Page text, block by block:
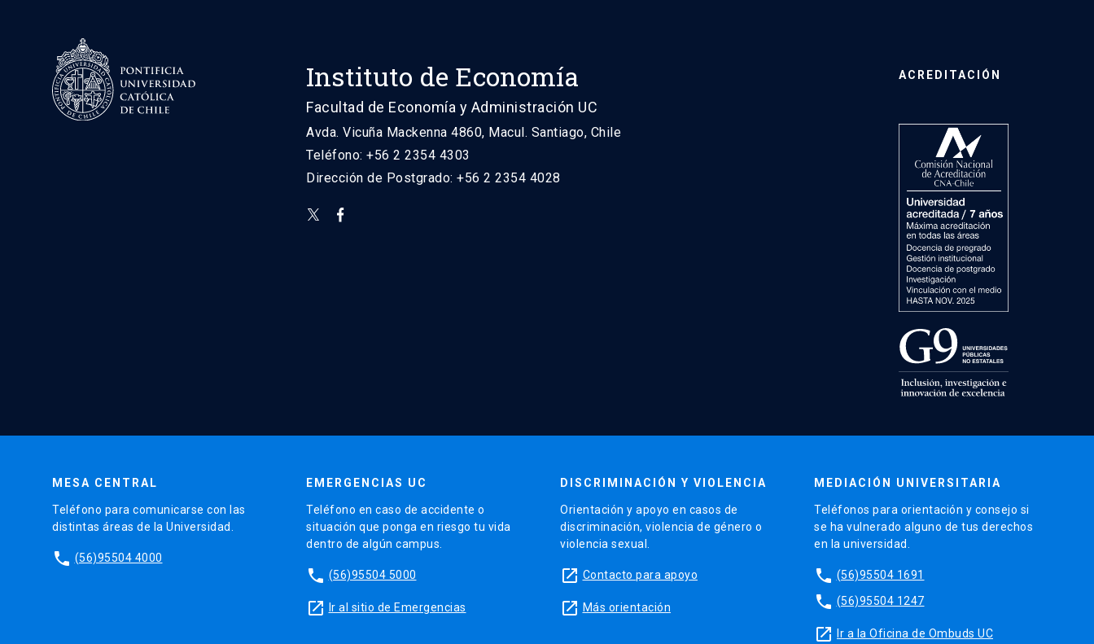
Instituto de Economía
Facultad de Economía y Administración UC
Avda. Vicuña Mackenna 4860, Macul. Santiago, Chile
Teléfono: +56 2 2354 4303
Dirección de Postgrado: +56 2 2354 4028
ACREDITACIÓN
MESA CENTRAL
Teléfono para comunicarse con las
distintas áreas de la Universidad.
phone (56)95504 4000
EMERGENCIAS UC
Teléfono en caso de accidente o
situación que ponga en riesgo tu vida
dentro de algún campus.
phone (56)95504 5000
launch Ir al sitio de Emergencias
DISCRIMINACIÓN Y VIOLENCIA
Orientación y apoyo en casos de
discriminación, violencia de género o
violencia sexual.
launch Contacto para apoyo
launch Más orientación
MEDIACIÓN UNIVERSITARIA
Teléfonos para orientación y consejo si
se ha vulnerado alguno de tus derechos
en la universidad.
phone (56)95504 1691
phone (56)95504 1247
launch Ir a la Oficina de Ombuds UC